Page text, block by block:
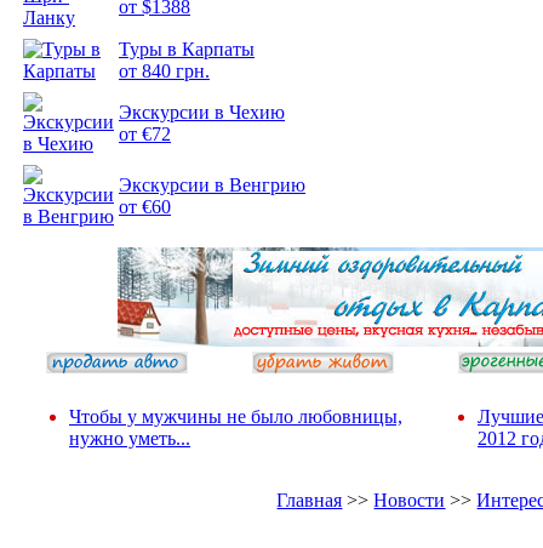
от $1388
Туры в Карпаты
от 840 грн.
Экскурсии в Чехию
от €72
Экскурсии в Венгрию
от €60
Чтобы у мужчины не было любовницы,
нужно уметь...
Лучшие
2012
Главная >>Новости >>